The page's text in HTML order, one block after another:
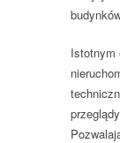
Istotnym